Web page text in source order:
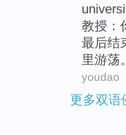
教授 ：
最后结
里游荡。
youdao
更多双语